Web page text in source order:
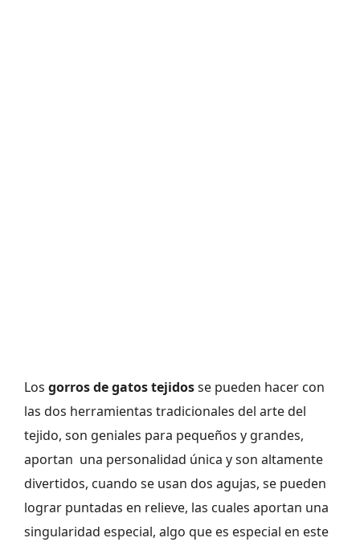
Los gorros de gatos tejidosse pueden hacer con
las dos herramientas tradicionales del arte del
tejido, son geniales para pequeños y grandes,
aportan una personalidad única y son altamente
divertidos, cuando se usan dos agujas, se pueden
lograr puntadas en relieve, las cuales aportan una
singularidad especial, algo que es especial en este